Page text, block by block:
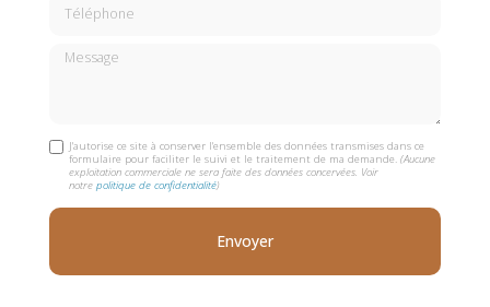
Message
J'autorise ce site à conserver l'ensemble des données transmises dans ce
formulaire pour faciliter le suivi et le traitement de ma demande.(Aucune
exploitation commerciale ne sera faite des données concervées. Voir
notrepolitique de confidentialité)